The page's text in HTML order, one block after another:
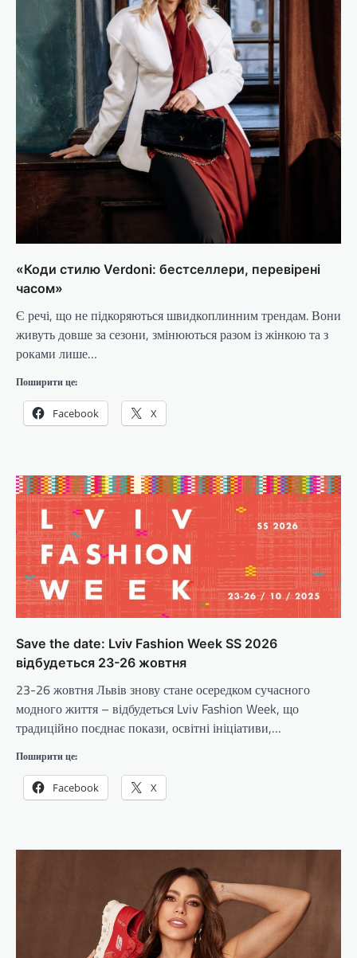
«Коди стилю Verdoni: бестселлери, перевірені
часом»
Є речі, що не підкоряються швидкоплинним трендам. Вони
живуть довше за сезони, змінюються разом із жінкою та з
роками лише…
Поширити це:
Facebook X
Save the date: Lviv Fashion Week SS 2026
відбудеться 23-26 жовтня
23-26 жовтня Львів знову стане осередком сучасного
модного життя – відбудеться Lviv Fashion Week, що
традиційно поєднає покази, освітні ініціативи,…
Поширити це:
Facebook X